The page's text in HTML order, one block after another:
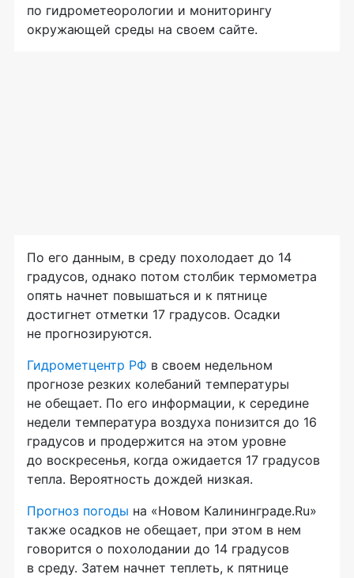
по гидрометеорологии и мониторингу
окружающей среды на своем сайте.
По его данным, в среду похолодает до 14
градусов, однако потом столбик термометра
опять начнет повышаться и к пятнице
достигнет отметки 17 градусов. Осадки
не прогнозируются.
Гидрометцентр РФ в своем недельном
прогнозе резких колебаний температуры
не обещает. По его информации, к середине
недели температура воздуха понизится до 16
градусов и продержится на этом уровне
до воскресенья, когда ожидается 17 градусов
тепла. Вероятность дождей низкая.
Прогноз погоды на «Новом Калининграде.Ru»
также осадков не обещает, при этом в нем
говорится о похолодании до 14 градусов
в среду. Затем начнет теплеть, к пятнице